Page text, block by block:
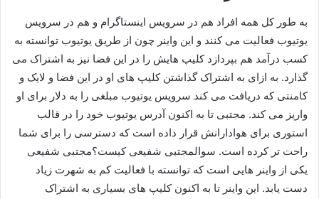
به طور کل همه افراد هم در سرویس اینستاگرام و هم در سرویس
یوتیوب فعالیت می کنند و این واینر چون از طریق یوتیوب توانسته به
کسب درآمد هم بپردازد کلیپ هایش را در این فضا نیز به اشتراک می
گذارد. به ازای به اشتراک گذاشتن کلیپ های او در این فضا و لایک و
کامنتی که دریافت می کند سرویس یوتیوب مبلغی را به دلار برای او
واریز می کند. مجتبی تا به اکنون آدرس یوتیوب خود را در قالب
استوری برای هوادارانش قرار داده است که دسترسی را برای شما
راحت تر کرده است. سوالمجتبی شفیعی کیست؟مجتبی شفیعی
یکی از واینر هایی است که توانسته با فعالیت کم به شهرت زیاد
دست یابد‌. این واینر تا به اکنون کلیپ های بسیاری به اشتراک